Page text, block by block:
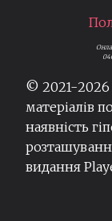
© 2021-2026
матеріалів
наявність
видання